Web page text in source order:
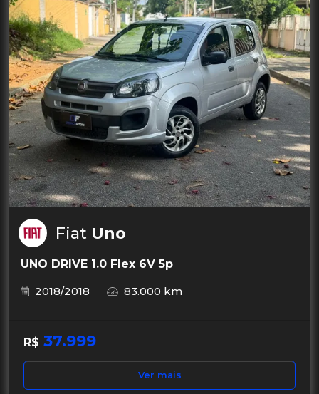
Fiat Uno
UNO DRIVE 1.0 Flex 6V 5p
2018/2018
83.000 km
R$ 37.999
Ver mais